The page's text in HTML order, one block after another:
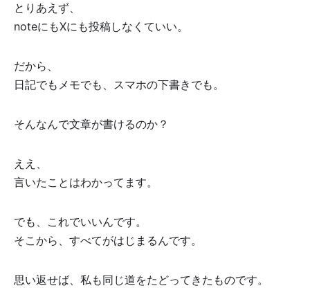
とりあえず、
noteにもXにも投稿しなくていい。
だから、
日記でもメモでも、スマホの下書きでも。
そんなんで文章が書けるのか？
ええ、
言いたことはわかってます。
でも、これでいいんです。
そこから、すべてがはじまるんです。
思い返せば、私も同じ道をたどってきたものです。